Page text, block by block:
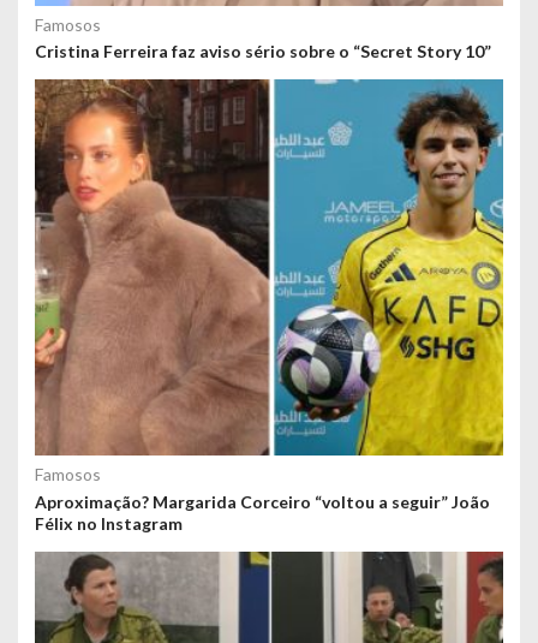
Famosos
Cristina Ferreira faz aviso sério sobre o “Secret Story 10”
Famosos
Aproximação? Margarida Corceiro “voltou a seguir” João
Félix no Instagram